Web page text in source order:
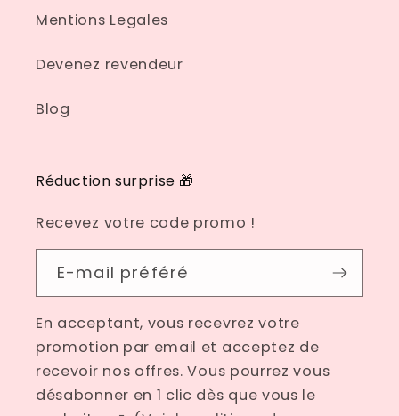
Mentions Legales
Devenez revendeur
Blog
Réduction surprise 🎁
Recevez votre code promo !
E-mail préféré
En acceptant, vous recevrez votre
promotion par email et acceptez de
recevoir nos offres. Vous pourrez vous
désabonner en 1 clic dès que vous le